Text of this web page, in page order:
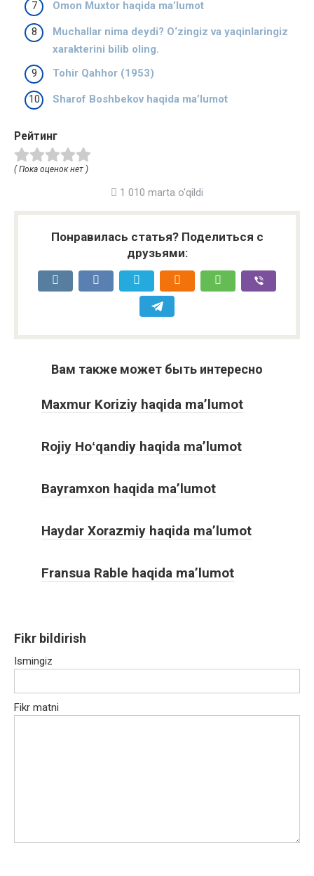
Omon Muxtor haqida ma’lumot
Muchallar nima deydi? O‘zingiz va yaqinlaringiz
xarakterini bilib oling.
Tohir Qahhor (1953)
Sharof Boshbekov haqida ma’lumot
Рейтинг
( Пока оценок нет )
1 010 marta o'qildi
Понравилась статья? Поделиться с
друзьями:
Вам также может быть интересно
Maxmur Koriziy haqida ma’lumot
Rojiy Hoʻqandiy haqida ma’lumot
Bayramxon haqida ma’lumot
Haydar Xorazmiy haqida ma’lumot
Fransua Rable haqida ma’lumot
Fikr bildirish
Ismingiz
Fikr matni